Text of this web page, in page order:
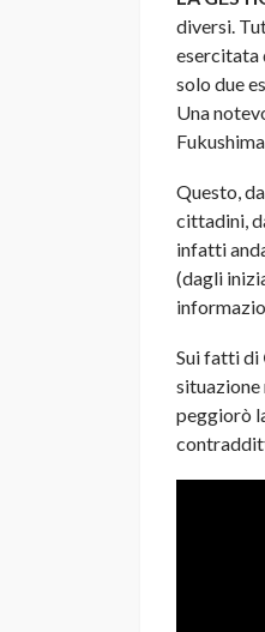
diversi.
esercitata
solo due
Una
Questo,
cittadini,
infatti
(dagli
Sui fatti di
situazione
peggiorò